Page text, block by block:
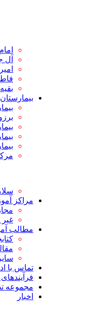
آل
مراکز
غیر
مطالب
سایر
تماس با
مجموعه
اخبار